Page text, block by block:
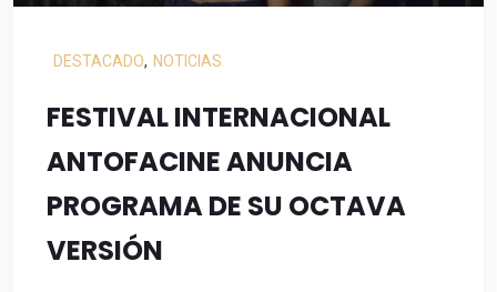
DESTACADO, NOTICIAS
FESTIVAL INTERNACIONAL
ANTOFACINE ANUNCIA
PROGRAMA DE SU OCTAVA
VERSIÓN